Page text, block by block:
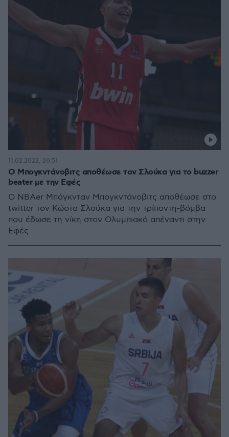
O Μπογκντάνοβιτς αποθέωσε τον Σλούκα για το buzzer
beater με την Εφές
Ο NBAer Μπόγκνταν Μπογκντάνοβιτς αποθέωσε στο
twitter τον Κώστα Σλούκα για την τρίποντη-βόμβα
που έδωσε τη νίκη στον Ολυμπιακό απέναντι στην
Εφές
11.02.2022, 20:51